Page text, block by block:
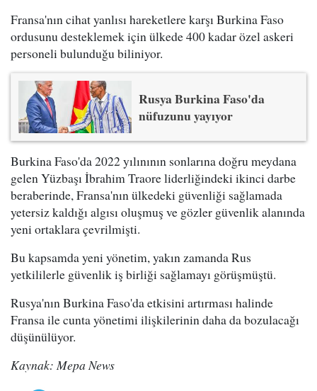
Fransa'nın cihat yanlısı hareketlere karşı Burkina Faso
ordusunu desteklemek için ülkede 400 kadar özel askeri
personeli bulunduğu biliniyor.
Rusya Burkina Faso'da
nüfuzunu yayıyor
Burkina Faso'da 2022 yılınının sonlarına doğru meydana
gelen Yüzbaşı İbrahim Traore liderliğindeki ikinci darbe
beraberinde, Fransa'nın ülkedeki güvenliği sağlamada
yetersiz kaldığı algısı oluşmuş ve gözler güvenlik alanında
yeni ortaklara çevrilmişti.
Bu kapsamda yeni yönetim, yakın zamanda Rus
yetkililerle güvenlik iş birliği sağlamayı görüşmüştü.
Rusya'nın Burkina Faso'da etkisini artırması halinde
Fransa ile cunta yönetimi ilişkilerinin daha da bozulacağı
düşünülüyor.
Kaynak: Mepa News